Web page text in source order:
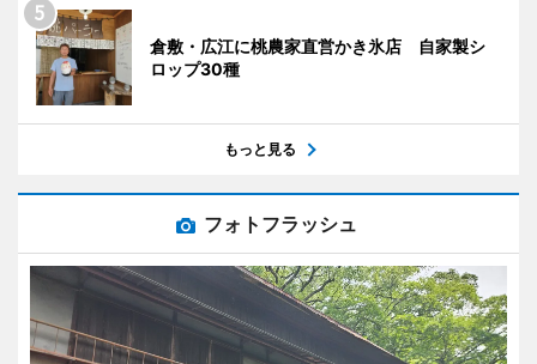
倉敷・広江に桃農家直営かき氷店 自家製シ
ロップ30種
もっと見る
フォトフラッシュ